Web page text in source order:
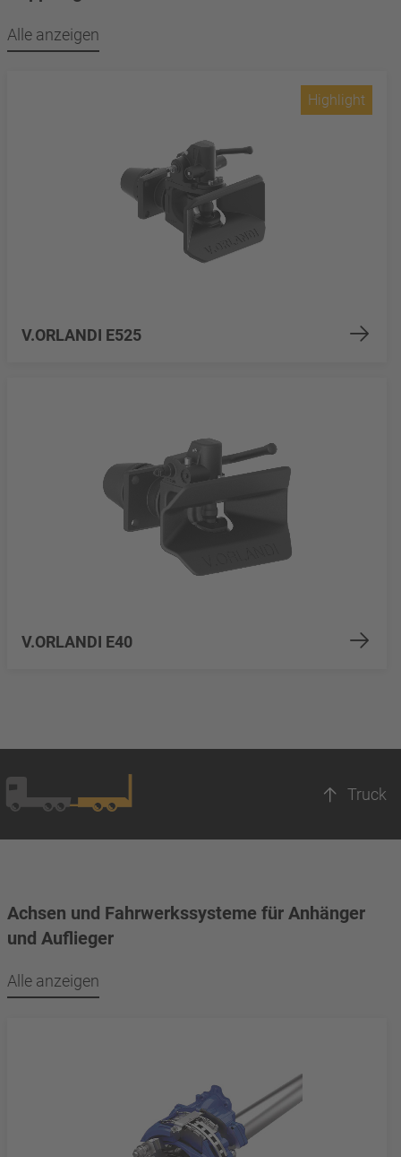
Alle anzeigen
V.ORLANDI E525
Highlight
V.ORLANDI E40
Truck
Achsen und Fahrwerkssysteme für Anhänger
und Auflieger
Alle anzeigen